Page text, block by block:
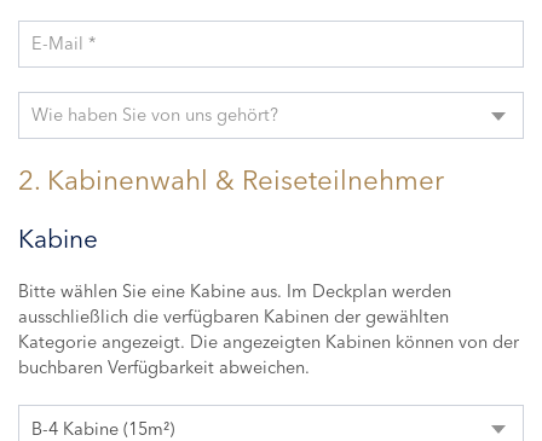
E-Mail *
Wie haben Sie von uns gehört?
2. Kabinenwahl & Reiseteilnehmer
Kabine
Bitte wählen Sie eine Kabine aus. Im Deckplan werden
ausschließlich die verfügbaren Kabinen der gewählten
Kategorie angezeigt. Die angezeigten Kabinen können von der
buchbaren Verfügbarkeit abweichen.
B-4 Kabine (15m²)